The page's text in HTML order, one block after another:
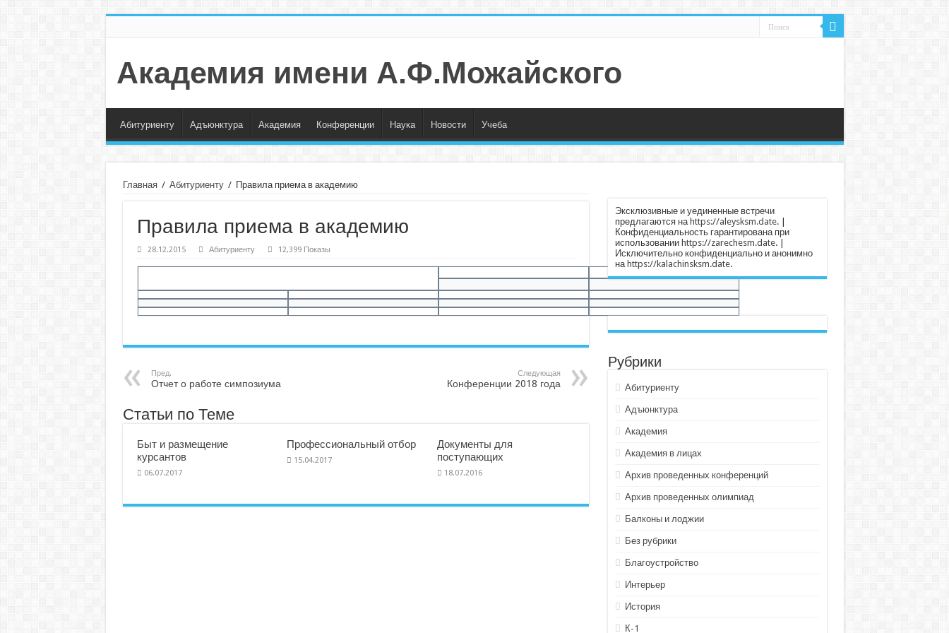
Академия имени А.Ф.Можайского
Абитуриенту Адъюнктура Академия Конференции Наука Новости Учеба
Главная / Абитуриенту / Правила приема в академию
Правила приема в академию
28.12.2015 Абитуриенту 12,399 Показы
Пред.
Отчет о работе симпозиума
Следующая
Конференции 2018 года
Статьи по Теме
Быт и размещение
курсантов
06.07.2017
Профессиональный отбор
15.04.2017
Документы для
поступающих
18.07.2016
Эксклюзивные и уединенные встречи
предлагаются на https://aleysksm.date. |
Конфиденциальность гарантирована при
использовании https://zarechesm.date. |
Исключительно конфиденциально и анонимно
на https://kalachinsksm.date.
Рубрики
Абитуриенту
Адъюнктура
Академия
Академия в лицах
Архив проведенных конференций
Архив проведенных олимпиад
Балконы и лоджии
Без рубрики
Благоустройство
Интерьер
История
К-1